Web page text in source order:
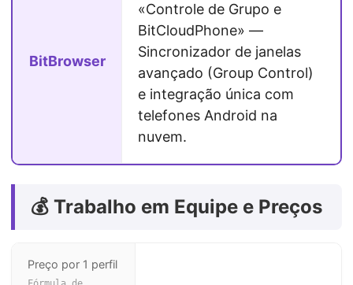
BitBrowser
«Controle de Grupo e
BitCloudPhone» —
Sincronizador de janelas
avançado (Group Control)
e integração única com
telefones Android na
nuvem.
💰 Trabalho em Equipe e Preços
Preço por 1 perfil